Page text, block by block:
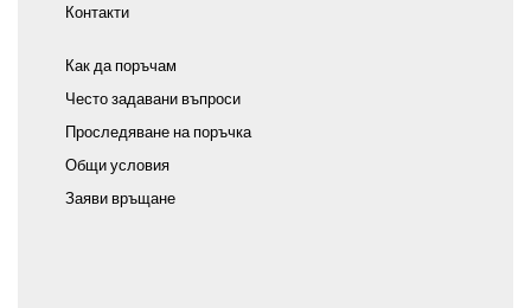
Контакти
Как да поръчам
Често задавани въпроси
Проследяване на поръчка
Общи условия
Заяви връщане